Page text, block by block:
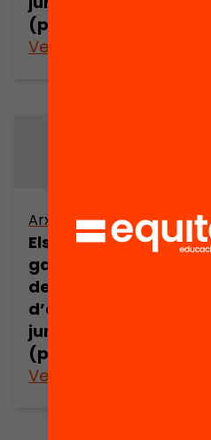
(part 9)
Veure’n més
Arxiu
Els drets i les
garanties dels
demandants
d’asil en l’espai
jurídic europeu
(part 11)
Veure’n més